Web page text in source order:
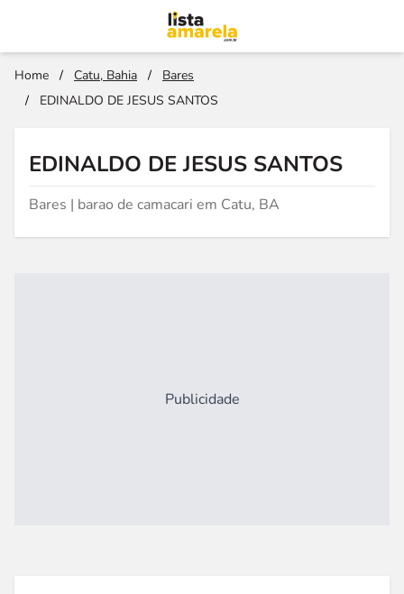
Home / Catu, Bahia /
Bares
/
EDINALDO DE JESUS SANTOS
EDINALDO DE JESUS SANTOS
Bares | barao de camacari em Catu, BA
Publicidade